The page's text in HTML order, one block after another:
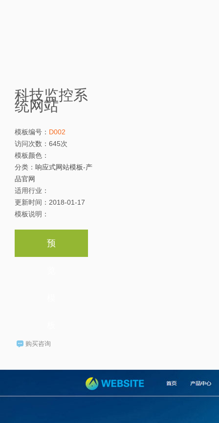
科技监控系
统网站
模板编号： D002
访问次数： 645次
模板颜色：
分类： 响应式网站模板-产
品官网
适用行业：
更新时间： 2018-01-17
模板说明：
预
购买咨询